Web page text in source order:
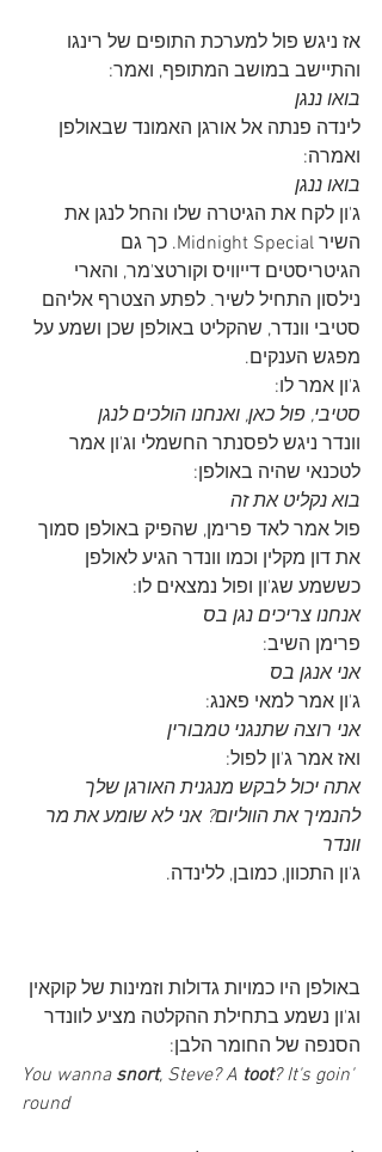
אז ניגש פול למערכת התופים של רינגו
והתיישב במושב המתופף, ואמר:
בואו ננגן
לינדה פנתה אל אורגן האמונד שבאולפן
ואמרה:
בואו ננגן
ג'ון לקח את הגיטרה שלו והחל לנגן את
השיר Midnight Special. כך גם
הגיטריסטים דייוויס וקורטצ'מר, והארי
נילסון התחיל לשיר. לפתע הצטרף אליהם
סטיבי וונדר, שהקליט באולפן שכן ושמע על
מפגש הענקים.
ג'ון אמר לו:
סטיבי, פול כאן, ואנחנו הולכים לנגן
וונדר ניגש לפסנתר החשמלי וג'ון אמר
לטכנאי שהיה באולפן:
בוא נקליט את זה
פול אמר לאד פרימן, שהפיק באולפן סמוך
את דון מקלין וכמו וונדר הגיע לאולפן
כששמע שג'ון ופול נמצאים לו:
אנחנו צריכים נגן בס
פרימן השיב:
אני אנגן בס
ג'ון אמר למאי פאנג:
אני רוצה שתנגני טמבורין
ואז אמר ג'ון לפול:
אתה יכול לבקש מנגנית האורגן שלך
להנמיך את הווליום? אני לא שומע את מר
וונדר
ג'ון התכוון, כמובן, ללינדה.
באולפן היו כמויות גדולות וזמינות של קוקאין
וג'ון נשמע בתחילת ההקלטה מציע לוונדר
הסנפה של החומר הלבן:
You wanna snort, Steve? A toot? It's goin'
round